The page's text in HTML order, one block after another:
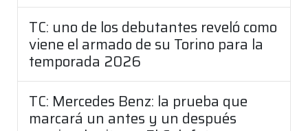
TC: uno de los debutantes reveló como
viene el armado de su Torino para la
temporada 2026
TC: Mercedes Benz: la prueba que
marcará un antes y un después